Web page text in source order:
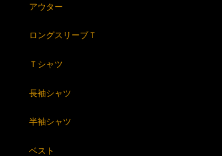
アウター
ロングスリーブＴ
Ｔシャツ
長袖シャツ
半袖シャツ
ベスト